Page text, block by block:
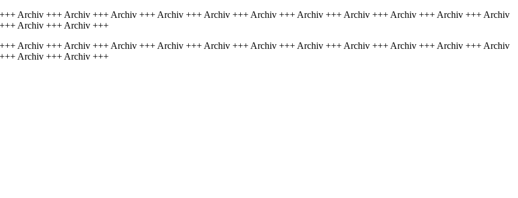
Archiv +++ Archiv +++ Archiv +++ Archiv +++ Archiv +++ Archiv +++ Archiv +++ Archiv +++ Archiv +++ Archiv +++ Archiv
Archiv +++ Archiv +++
Archiv +++ Archiv +++ Archiv +++ Archiv +++ Archiv +++ Archiv +++ Archiv +++ Archiv +++ Archiv +++ Archiv +++ Archiv
Archiv +++ Archiv +++